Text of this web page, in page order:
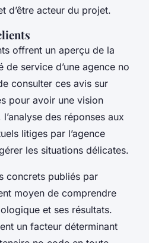
d’être acteur du projet.
offrent un aperçu de la
service d’une agence no
consulter ces avis sur
pour avoir une vision
des réponses aux
litiges par l’agence
les situations délicates.
concrets publiés par
moyen de comprendre
et ses résultats.
un facteur déterminant